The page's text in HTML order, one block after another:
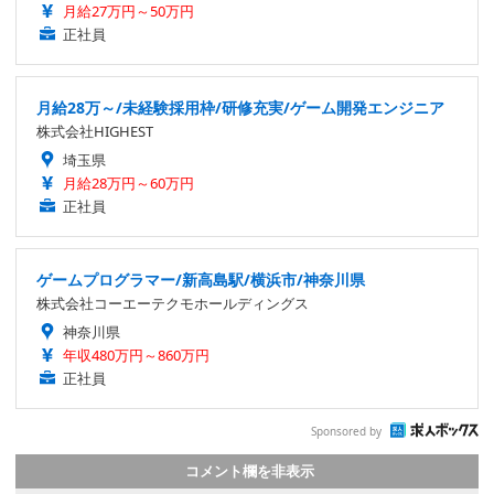
月給27万円～50万円
正社員
月給28万～/未経験採用枠/研修充実/ゲーム開発エンジニア
株式会社HIGHEST
埼玉県
月給28万円～60万円
正社員
ゲームプログラマー/新高島駅/横浜市/神奈川県
株式会社コーエーテクモホールディングス
神奈川県
年収480万円～860万円
正社員
Sponsored by
コメント欄を非表示